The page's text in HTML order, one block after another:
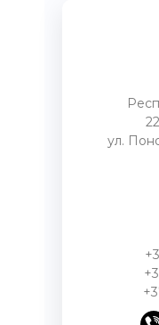
ул.